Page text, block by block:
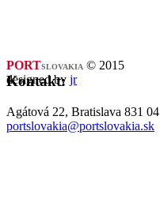
Kontakt:
Agátová 22, Bratislava 831 04
portslovakia@portslovakia.sk
PORTSLOVAKIA © 2015
designed by jr